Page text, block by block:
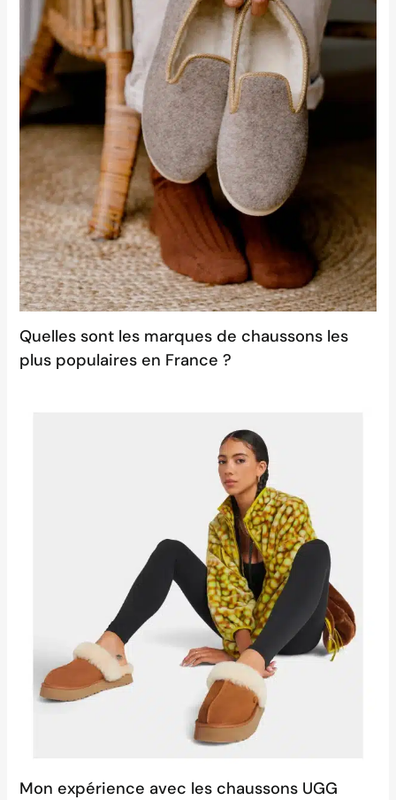
Quelles sont les marques de chaussons les
plus populaires en France ?
Mon expérience avec les chaussons UGG